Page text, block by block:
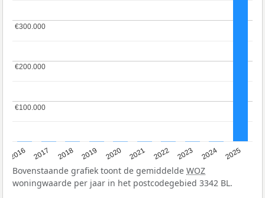
2016 2017 2018 2019 2020 2021 2022 2023 2024 2025
€100.000
€100.000
€200.000
€200.000
€300.000
€300.000
Bovenstaande grafiek toont de gemiddelde WOZ
woningwaarde per jaar in het postcodegebied 3342 BL.